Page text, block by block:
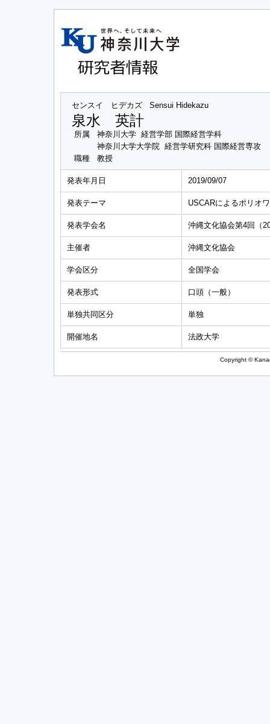
センスイ ヒデカズ Sensui Hidekazu
泉水 英計
所属
神奈川大学 経営学部 国際経営学科
神奈川大学大学院 経営学研究科 国際経営専攻
職種
教授
発表年月日 2019/09/07
発表テーマ USCARによるポリオ
発表学会名 沖縄文化協会第4回（
主催者 沖縄文化協会
学会区分 全国学会
発表形式 口頭（一般）
単独共同区分 単独
開催地名 法政大学
Copyright ©